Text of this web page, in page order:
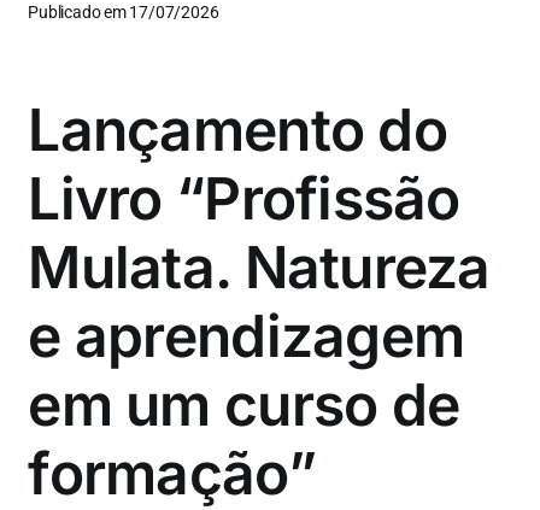
Publicado em 17/07/2026
Lançamento do
Livro “Profissão
Mulata. Natureza
e aprendizagem
em um curso de
formação”